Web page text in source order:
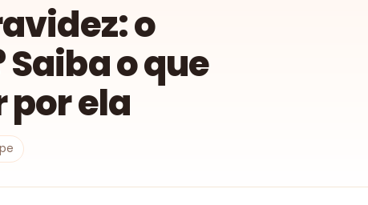
o
o que
por ela